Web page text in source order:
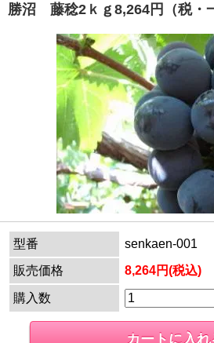
勝沼 藤稔2ｋｇ8,264円（税・
型番
senkaen-001
販売価格
8,264円(税込)
購入数